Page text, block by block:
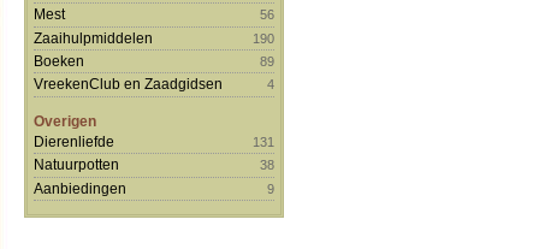
Mest 56
Zaaihulpmiddelen 190
Boeken 89
VreekenClub en Zaadgidsen 4
Overigen
Dierenliefde
131
Natuurpotten 38
Aanbiedingen 9